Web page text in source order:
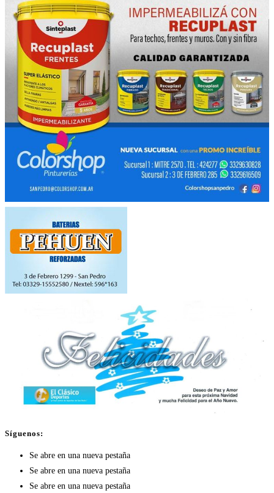
Síguenos:
Se abre en una nueva pestaña
Se abre en una nueva pestaña
Se abre en una nueva pestaña